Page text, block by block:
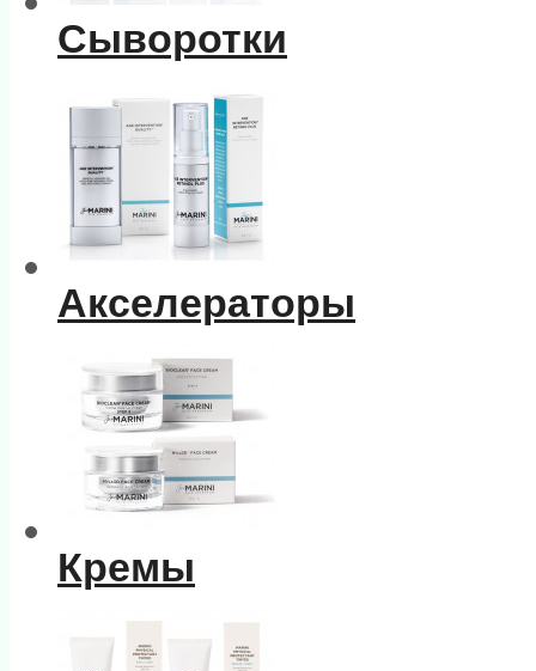
Сыворотки
Акселераторы
Кремы